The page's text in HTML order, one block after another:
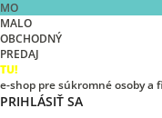
MO
MALO
OBCHODNÝ
PREDAJ
TU!
e-shop pre súkromné osoby a
PRIHLÁSIŤ SA